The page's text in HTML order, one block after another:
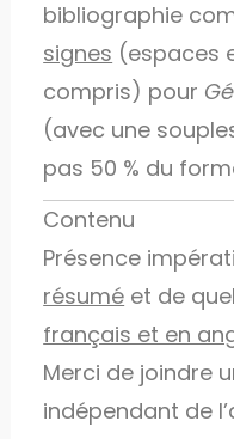
bibliographie
signes (espaces
compris) pour
(avec une
pas 50 % du
Contenu
Présence
résumé et de
français et en
Merci de joindre
indépendant de